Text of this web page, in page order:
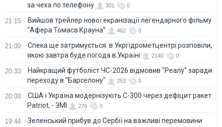
за чеха по телефону
301 0
21:15
Вийшов трейлер нової екранізації легендарного фільму
"Афера Томаса Крауна"
462 0
21:00
Спека ще затримується: в Укргідрометцентрі розповіли,
якою завтра буде погода в Україні
2140 0
20:33
Найкращий футболіст ЧС-2026 відмовив "Реалу" заради
переходу в "Барселону"
253 0
20:00
США і Україна модернізують С-300 через дефіцит ракет
Patriot, - ЗМІ
276 0
19:44 Зеленський прибув до Сербії на важливі перемовини